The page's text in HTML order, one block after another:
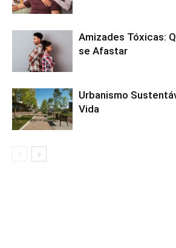
Amizades Tóxicas:
se Afastar
Urbanismo
Vida